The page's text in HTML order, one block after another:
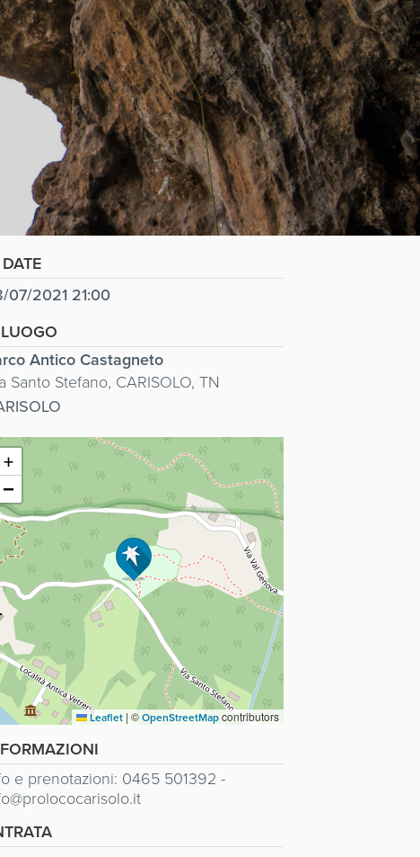
DATE
07/2021 21:00
LUOGO
Antico Castagneto
Santo Stefano, CARISOLO, TN
+
−
Leaflet | ©OpenStreetMapcontributors
e prenotazioni: 0465 501392 -